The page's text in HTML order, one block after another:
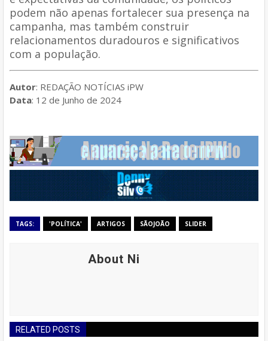
podem não apenas fortalecer sua presença na
campanha, mas também construir
relacionamentos duradouros e significativos
com a população.
Autor: REDAÇÃO NOTÍCIAS iPW
Data: 12 de Junho de 2024
TAGS: 'POLÍTICA' ARTIGOS SÃOJOÃO SLIDER
About Ni
RELATED POSTS